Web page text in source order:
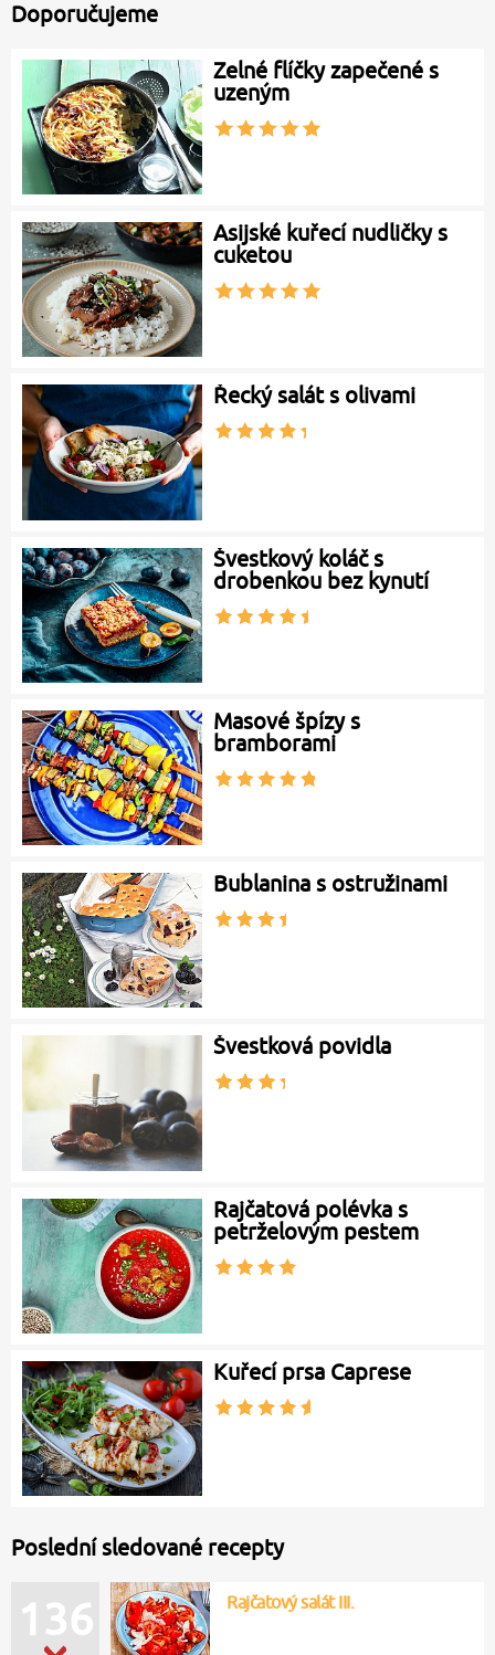
Doporučujeme
Zelné flíčky zapečené s
uzeným
Asijské kuřecí nudličky s
cuketou
Řecký salát s olivami
Švestkový koláč s
drobenkou bez kynutí
Masové špízy s
bramborami
Bublanina s ostružinami
Švestková povidla
Rajčatová polévka s
petrželovým pestem
Kuřecí prsa Caprese
Poslední sledované recepty
136 Rajčatový salát III.